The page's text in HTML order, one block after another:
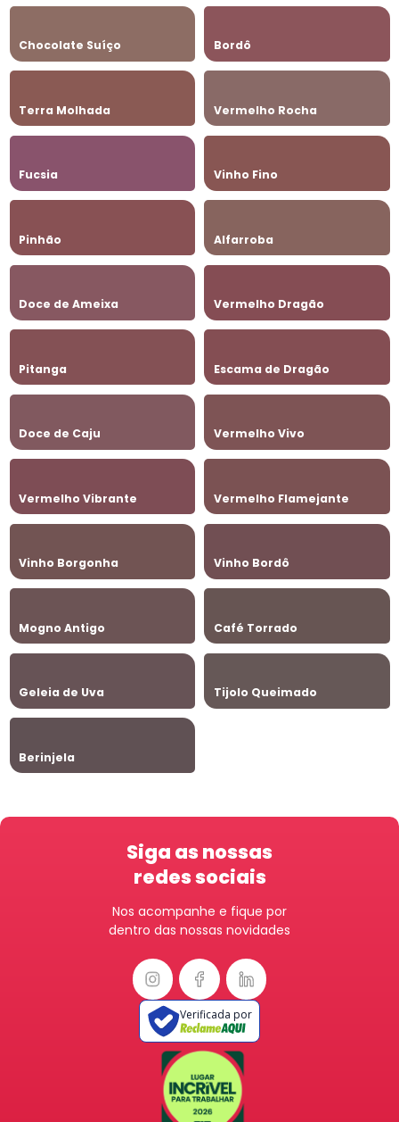
Chocolate Suíço Bordô
Terra Molhada Vermelho Rocha
Fucsia Vinho Fino
Pinhão Alfarroba
Doce de Ameixa Vermelho Dragão
Pitanga Escama de Dragão
Doce de Caju Vermelho Vivo
Vermelho Vibrante Vermelho Flamejante
Vinho Borgonha Vinho Bordô
Mogno Antigo Café Torrado
Geleia de Uva Tijolo Queimado
Berinjela
Siga as nossas
redes sociais
Nos acompanhe e fique por
dentro das nossas novidades
Verificada por